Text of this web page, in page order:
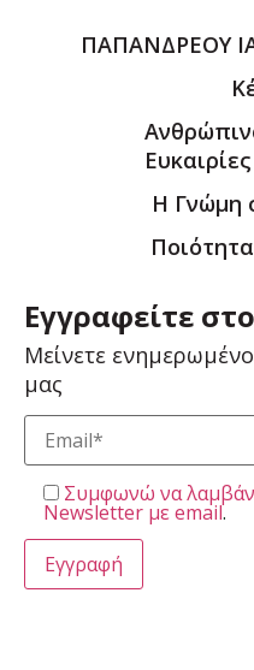
ΠΑΠΑΝΔΡΕΟΥ
Η Γνώμη
Εγγραφείτε
Μείνετε
μας
Συμφωνώ να
Newsletter με email.